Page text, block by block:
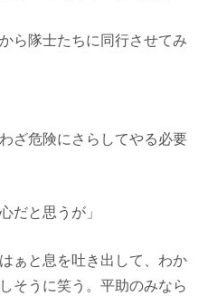
ら隊士たちに同行させてみ
ざ危険にさらしてやる必要
だと思うが」
ぁと息を吐き出して、わか
そうに笑う。平助のみなら